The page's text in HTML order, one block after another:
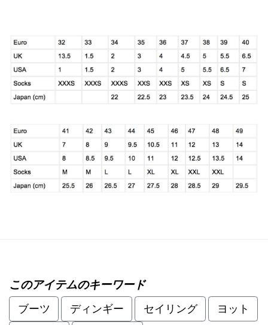
このアイテムのキーワード
ブーツ
ディンギー セイリング
ヨット